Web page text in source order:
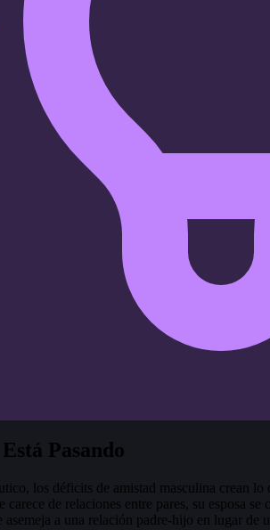
Pasando
los déficits de amistad masculina crean
de relaciones entre pares, su esposa
a una relación padre-hijo en lugar de